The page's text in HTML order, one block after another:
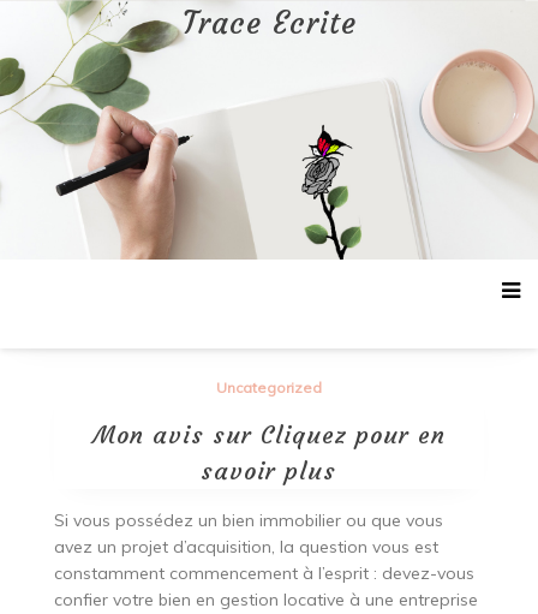
contenu
Trace Ecrite
Uncategorized
Mon avis sur Cliquez pour en
savoir plus
Si vous possédez un bien immobilier ou que vous
avez un projet d’acquisition, la question vous est
constamment commencement à l’esprit : devez-vous
confier votre bien en gestion locative à une entreprise